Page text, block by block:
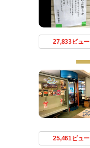
27,833ビュー
25,461ビュー